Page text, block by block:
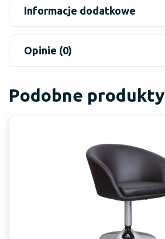
Informacje dodatkowe
Opinie (0)
Podobne produkty